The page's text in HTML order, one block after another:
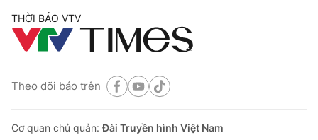
THỜI BÁO VTV
Theo dõi báo trên
Cơ quan chủ quản:Đài Truyền hình Việt Nam